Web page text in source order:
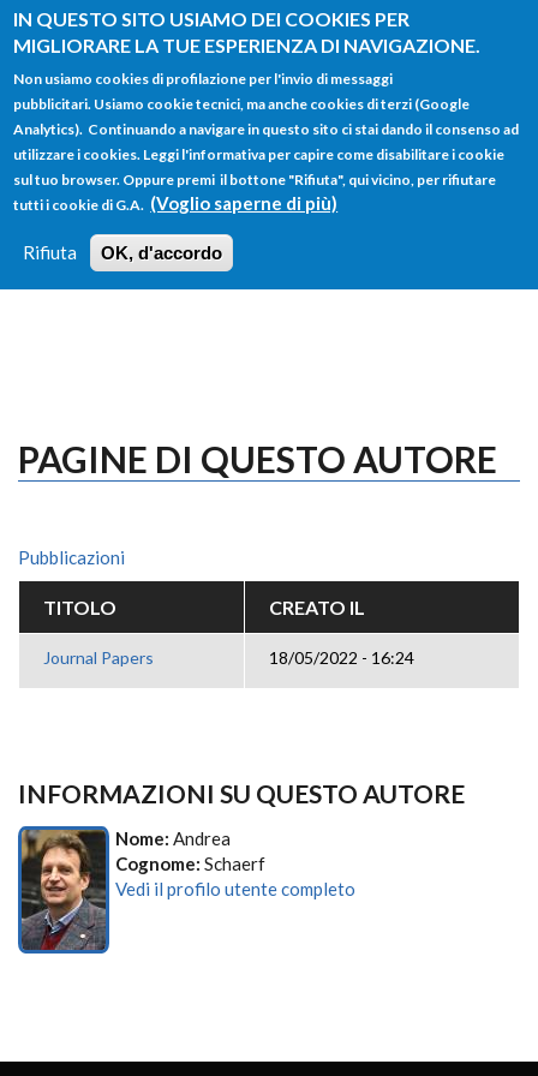
IN QUESTO SITO USIAMO DEI COOKIES PER
MIGLIORARE LA TUE ESPERIENZA DI NAVIGAZIONE.
Non usiamo cookies di profilazione per l'invio di messaggi
pubblicitari. Usiamo cookie tecnici, ma anche cookies di terzi (Google
Analytics). Continuando a navigare in questo sito ci stai dando il consenso ad
utilizzare i cookies. Leggi l'informativa per capire come disabilitare i cookie
sul tuo browser. Oppure premi il bottone "Rifiuta", qui vicino, per rifiutare
tutti i cookie di G.A. (Voglio saperne di più)
Rifiuta OK, d'accordo
Salta al contenuto principale
FORM
DI
RICERCA
Main menu
HOME TUTTI I PROFILI
LOGIN
PAGINE DI QUESTO AUTORE
Pubblicazioni
TITOLO CREATO IL
Journal Papers 18/05/2022 - 16:24
INFORMAZIONI SU QUESTO AUTORE
Nome: Andrea
Cognome: Schaerf
Vedi il profilo utente completo